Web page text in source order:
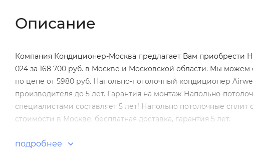
Описание
Компания Кондиционер-Москва предлагает Вам приобрести
024 за 168 700 руб. в Москве и Московской области. Мы можем
по цене от 5980 руб. Напольно-потолочный кондиционер
производителя до 5 лет. Гарантия на монтаж Напольно-
специалистами составляет 5 лет! Напольно потолочные
стоимости в Москве, бесплатная доставка, гарантия 5 лет.
подробнее